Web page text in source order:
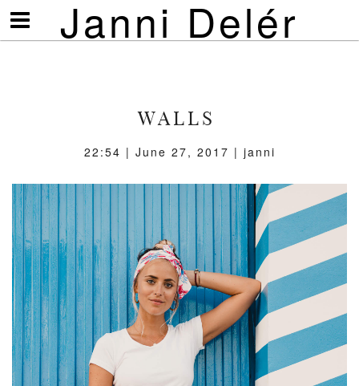
Janni Delér
Visa/göm
meny
WALLS
22:54 | June 27, 2017 | janni